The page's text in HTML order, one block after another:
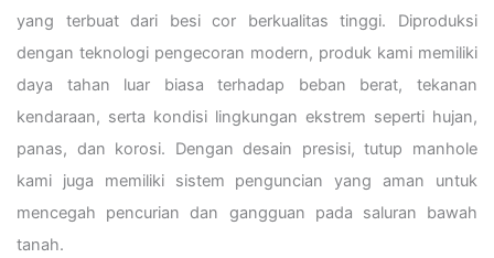
yang terbuat dari besi cor berkualitas tinggi. Diproduksi
dengan teknologi pengecoran modern, produk kami memiliki
daya tahan luar biasa terhadap beban berat, tekanan
kendaraan, serta kondisi lingkungan ekstrem seperti hujan,
panas, dan korosi. Dengan desain presisi, tutup manhole
kami juga memiliki sistem penguncian yang aman untuk
mencegah pencurian dan gangguan pada saluran bawah
tanah.